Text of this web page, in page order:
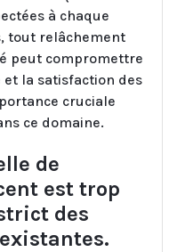
à chaque
tout relâchement
peut compromettre
la satisfaction des
cruciale
ce domaine.
de
est trop
des